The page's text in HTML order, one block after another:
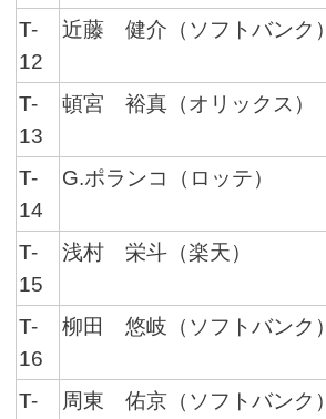
T-
12
近藤 健介（ソフトバンク）
T-
13
頓宮 裕真（オリックス）
T-
14
G.ポランコ（ロッテ）
T-
15
浅村 栄斗（楽天）
T-
16
柳田 悠岐（ソフトバンク）
T-
周東 佑京（ソフトバンク）